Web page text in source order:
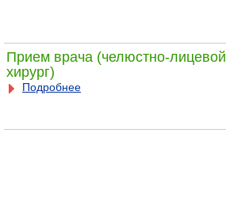
Прием врача (челюстно-лицевой
хирург)
Подробнее